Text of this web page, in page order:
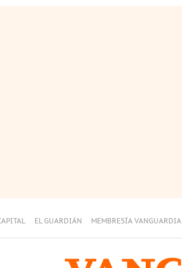
EL GUARDIÁN MEMBRESÍA VANGUARDIA